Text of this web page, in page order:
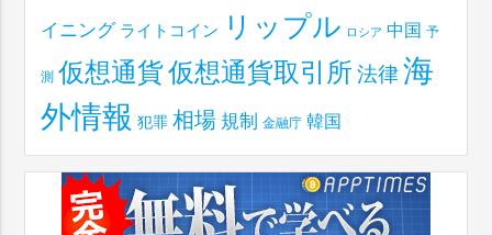
イニング ライトコイン リップル ロシア 中国 予
測 仮想通貨仮想通貨取引所 法律 海
外情報 犯罪 相場 規制 金融庁 韓国